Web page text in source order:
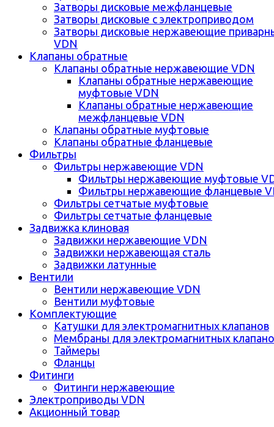
Затворы дисковые межфланцевые
Затворы дисковые с электроприводом
Затворы дисковые нержавеющие
VDN
Клапаны обратные
Клапаны обратные нержавеющие VDN
Клапаны обратные нержавеющие
муфтовые VDN
Клапаны обратные нержавеющие
межфланцевые VDN
Клапаны обратные муфтовые
Клапаны обратные фланцевые
Фильтры
Фильтры нержавеющие VDN
Фильтры нержавеющие муфтовые
Фильтры нержавеющие фланцевые
Фильтры сетчатые муфтовые
Фильтры сетчатые фланцевые
Задвижка клиновая
Задвижки нержавеющие VDN
Задвижки нержавеющая сталь
Задвижки латунные
Вентили
Вентили нержавеющие VDN
Вентили муфтовые
Комплектующие
Катушки для электромагнитных клапанов
Мембраны для электромагнитных
Таймеры
Фланцы
Фитинги
Фитинги нержавеющие
Электроприводы VDN
Акционный товар